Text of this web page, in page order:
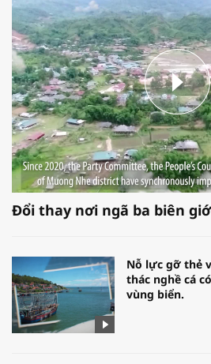
Đổi thay nơi ngã ba biên
Nỗ lực gỡ thẻ
thác nghề cá
vùng biển.